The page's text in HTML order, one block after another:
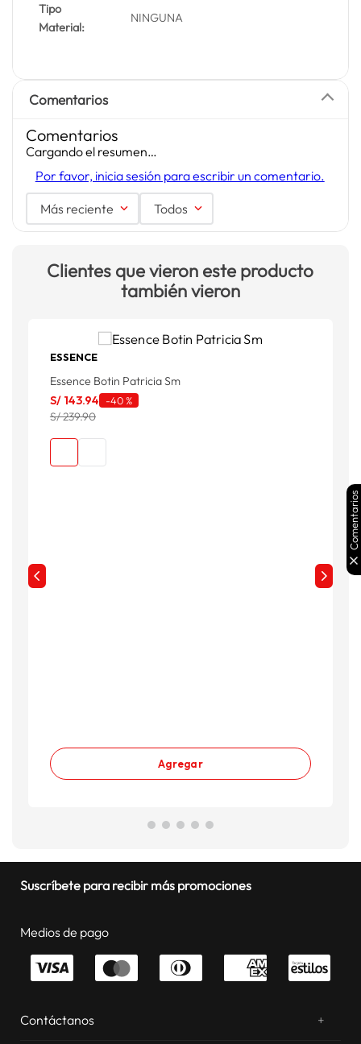
Tipo
Material:
NINGUNA
Comentarios
Comentarios
Cargando el resumen…
Por favor, inicia sesión para escribir un comentario.
Más reciente Todos
Clientes que vieron este producto
también vieron
ESSENCE
Essence Botin Patricia Sm
S/ 143.94 -40 %
S/ 239.90
Agregar
Suscríbete para recibir más promociones
Medios de pago
Contáctanos +
Comentarios